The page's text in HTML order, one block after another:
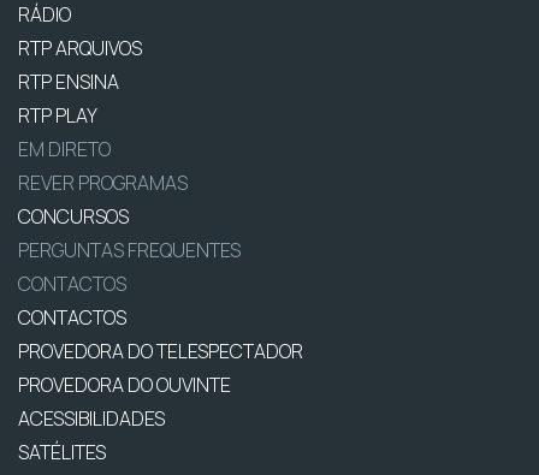
RÁDIO
RTP ARQUIVOS
RTP ENSINA
RTP PLAY
EM DIRETO
REVER PROGRAMAS
CONCURSOS
PERGUNTAS FREQUENTES
CONTACTOS
CONTACTOS
PROVEDORA DO TELESPECTADOR
PROVEDORA DO OUVINTE
ACESSIBILIDADES
SATÉLITES